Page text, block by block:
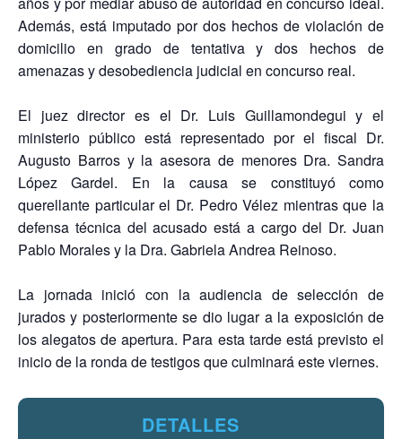
Además, está imputado por dos hechos de violación de
domicilio en grado de tentativa y dos hechos de
amenazas y desobediencia judicial en concurso real.
El juez director es el Dr. Luis Guillamondegui y el
ministerio público está representado por el fiscal Dr.
Augusto Barros y la asesora de menores Dra. Sandra
López Gardel. En la causa se constituyó como
querellante particular el Dr. Pedro Vélez mientras que la
defensa técnica del acusado está a cargo del Dr. Juan
Pablo Morales y la Dra. Gabriela Andrea Reinoso.
La jornada inició con la audiencia de selección de
jurados y posteriormente se dio lugar a la exposición de
los alegatos de apertura. Para esta tarde está previsto el
inicio de la ronda de testigos que culminará este viernes.
DETALLES